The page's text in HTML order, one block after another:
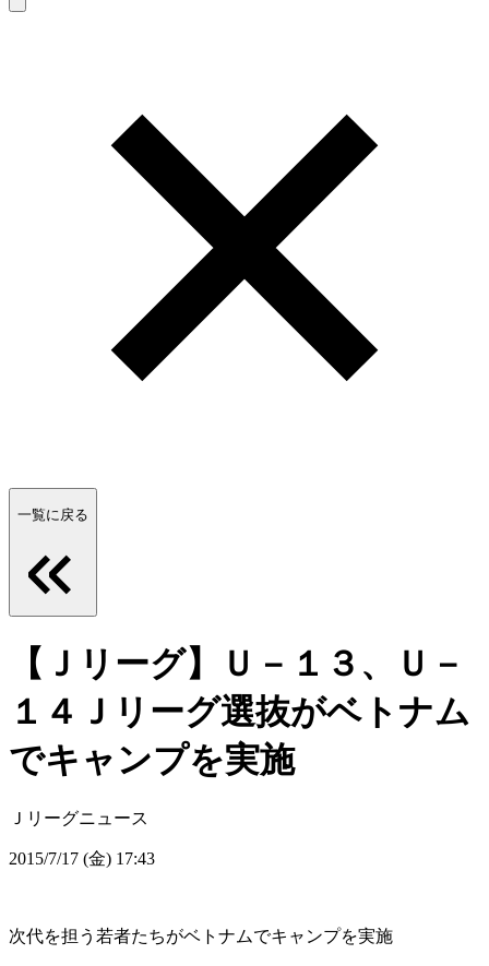
一覧に戻る
【Ｊリーグ】Ｕ－１３、Ｕ－
１４Ｊリーグ選抜がベトナム
でキャンプを実施
Ｊリーグニュース
2015/7/17 (金) 17:43
次代を担う若者たちがベトナムでキャンプを実施